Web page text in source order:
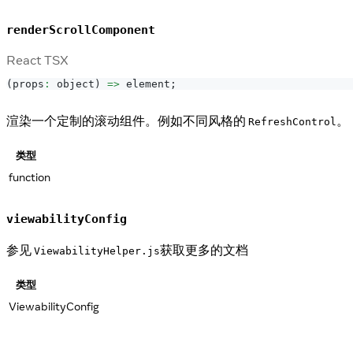
renderScrollComponent
React TSX
( props : object ) => element ;
渲染一个定制的滚动组件。例如不同风格的 RefreshControl。
类型
function
viewabilityConfig
参见 ViewabilityHelper.js获取更多的文档
类型
ViewabilityConfig